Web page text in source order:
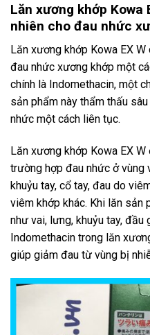
Lăn xương khớp Kowa
nhiên cho đau nhức
Lăn xương khớp Kowa EX
đau nhức xương khớp một
chính là Indomethacin, một
sản phẩm này thẩm thấu
nhức một cách liên tục.
Lăn xương khớp Kowa EX
trường hợp đau nhức ở vùng
khuỷu tay, cổ tay, đau do
viêm khớp khác. Khi lăn sản
như vai, lưng, khuỷu tay, đầu
Indomethacin trong lăn
giúp giảm đau từ vùng bị